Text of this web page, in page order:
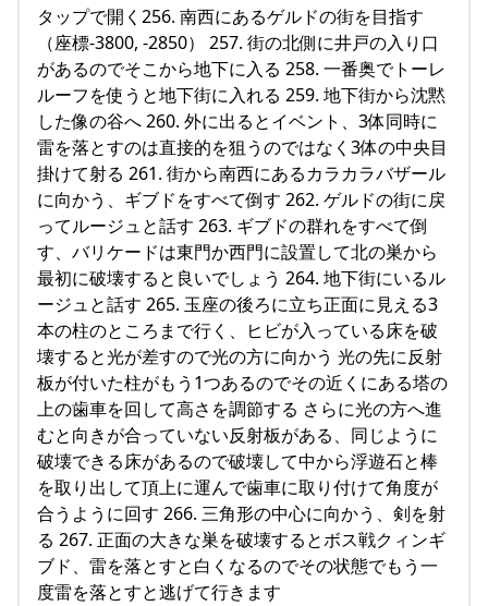
タップで開く256. 南西にあるゲルドの街を目指す
（座標-3800, -2850） 257. 街の北側に井戸の入り口
があるのでそこから地下に入る 258. 一番奥でトーレ
ルーフを使うと地下街に入れる 259. 地下街から沈黙
した像の谷へ 260. 外に出るとイベント、3体同時に
雷を落とすのは直接的を狙うのではなく3体の中央目
掛けて射る 261. 街から南西にあるカラカラバザール
に向かう、ギブドをすべて倒す 262. ゲルドの街に戻
ってルージュと話す 263. ギブドの群れをすべて倒
す、バリケードは東門か西門に設置して北の巣から
最初に破壊すると良いでしょう 264. 地下街にいるル
ージュと話す 265. 玉座の後ろに立ち正面に見える3
本の柱のところまで行く、ヒビが入っている床を破
壊すると光が差すので光の方に向かう 光の先に反射
板が付いた柱がもう1つあるのでその近くにある塔の
上の歯車を回して高さを調節する さらに光の方へ進
むと向きが合っていない反射板がある、同じように
破壊できる床があるので破壊して中から浮遊石と棒
を取り出して頂上に運んで歯車に取り付けて角度が
合うように回す 266. 三角形の中心に向かう、剣を射
る 267. 正面の大きな巣を破壊するとボス戦クィンギ
ブド、雷を落とすと白くなるのでその状態でもう一
度雷を落とすと逃げて行きます